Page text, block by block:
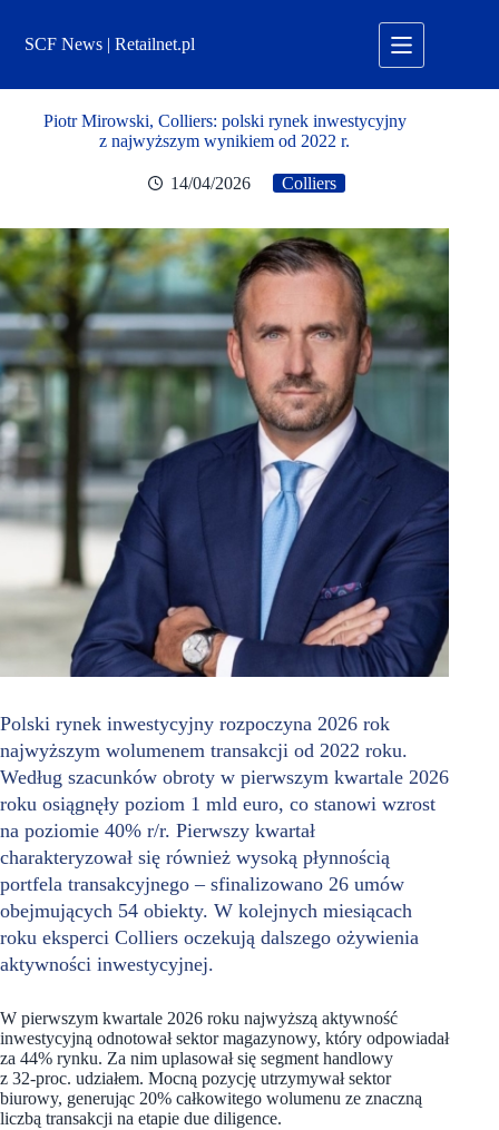
treściSCF News | Retailnet.pl
Piotr Mirowski, Colliers: polski rynek inwestycyjny
z najwyższym wynikiem od 2022 r.
14/04/2026 Colliers
Polski rynek inwestycyjny rozpoczyna 2026 rok
najwyższym wolumenem transakcji od 2022 roku.
Według szacunków obroty w pierwszym kwartale 2026
roku osiągnęły poziom 1 mld euro, co stanowi wzrost
na poziomie 40% r/r. Pierwszy kwartał
charakteryzował się również wysoką płynnością
portfela transakcyjnego – sfinalizowano 26 umów
obejmujących 54 obiekty. W kolejnych miesiącach
roku eksperci Colliers oczekują dalszego ożywienia
aktywności inwestycyjnej.
W pierwszym kwartale 2026 roku najwyższą aktywność
inwestycyjną odnotował sektor magazynowy, który odpowiadał
za 44% rynku. Za nim uplasował się segment handlowy
z 32‑proc. udziałem. Mocną pozycję utrzymywał sektor
biurowy, generując 20% całkowitego wolumenu ze znaczną
liczbą transakcji na etapie due diligence.